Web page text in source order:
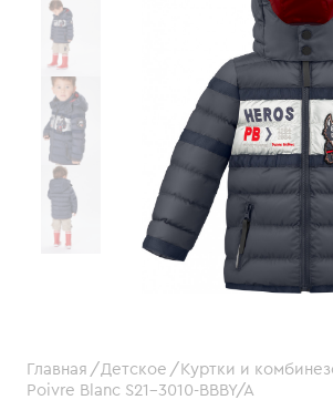
Главная Детское Куртки и
Poivre Blanc S21-3010-BBBY/A